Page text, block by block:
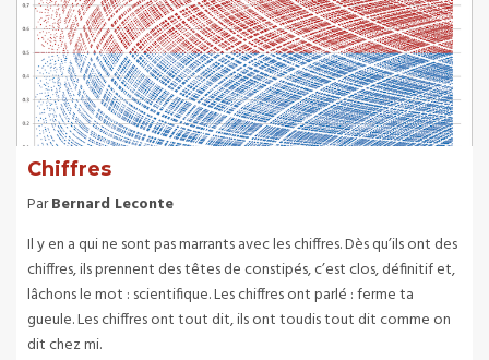
Chiffres
ParBernard Leconte
Il y en a qui ne sont pas marrants avec les chiffres. Dès qu’ils ont des
chiffres, ils prennent des têtes de constipés, c’est clos, définitif et,
lâchons le mot : scientifique. Les chiffres ont parlé : ferme ta
gueule. Les chiffres ont tout dit, ils ont toudis tout dit comme on
dit chez mi.